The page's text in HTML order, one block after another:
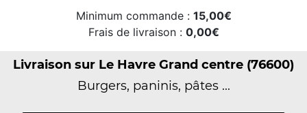
Minimum commande : 15,00€
Frais de livraison : 0,00€
Livraison sur Le Havre Grand centre (76600)
Burgers, paninis, pâtes ...